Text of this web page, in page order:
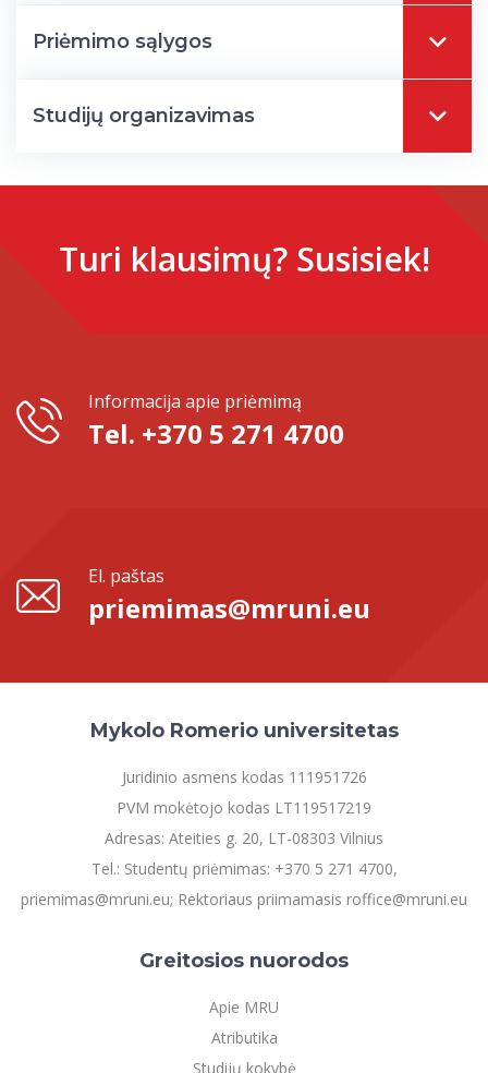
Priėmimo sąlygos
Studijų organizavimas
Turi klausimų? Susisiek!
Informacija apie priėmimą
Tel. +370 5 271 4700
El. paštas
priemimas@mruni.eu
Mykolo Romerio universitetas
Juridinio asmens kodas 111951726
PVM mokėtojo kodas LT119517219
Adresas: Ateities g. 20, LT-08303 Vilnius
Tel.: Studentų priėmimas: +370 5 271 4700,
priemimas@mruni.eu; Rektoriaus priimamasis roffice@mruni.eu
Greitosios nuorodos
Apie MRU
Atributika
Studijų kokybė